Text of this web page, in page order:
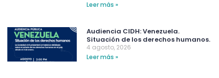
Leer más »
Audiencia CIDH: Venezuela.
Situación de los derechos humanos.
4 agosto, 2026
Leer más »